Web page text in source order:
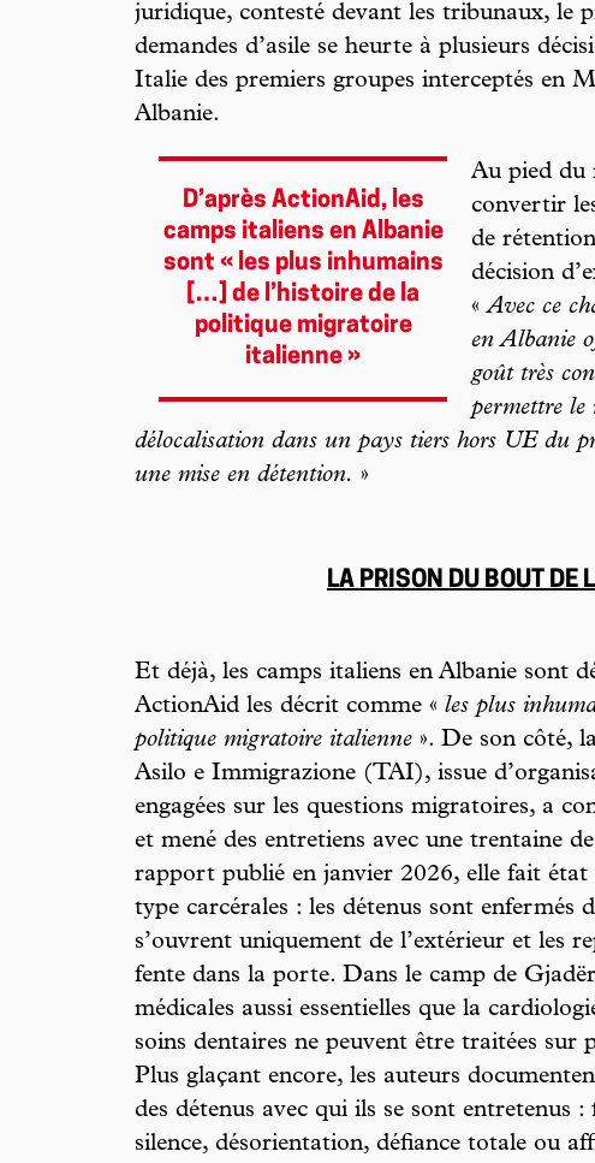
juridique, contesté devant les tribunaux, le
demandes d’asile se heurte à plusieurs
Italie des premiers groupes interceptés en
Albanie.
D’après ActionAid, les
camps italiens en Albanie
sont « les plus inhumains
[…] de l’histoire de la
politique migratoire
italienne »
Au pied du
convertir
de
décision
«Avec ce
en Albanie
goût très
permettre le
délocalisation dans un pays tiers hors UE du
une mise en détention. »
LA PRISON DU BOUT DE
Et déjà, les camps italiens en Albanie sont
ActionAid les décrit comme « les plus
politique migratoire italienne ». De son côté,
Asilo e Immigrazione (TAI), issue
engagées sur les questions migratoires, a
et mené des entretiens avec une trentaine
rapport publié en janvier 2026, elle fait état
type carcérales : les détenus sont enfermés
s’ouvrent uniquement de l’extérieur et les
fente dans la porte. Dans le camp de
médicales aussi essentielles que la
soins dentaires ne peuvent être traitées sur
Plus glaçant encore, les auteurs
des détenus avec qui ils se sont entretenus
silence, désorientation, défiance totale ou